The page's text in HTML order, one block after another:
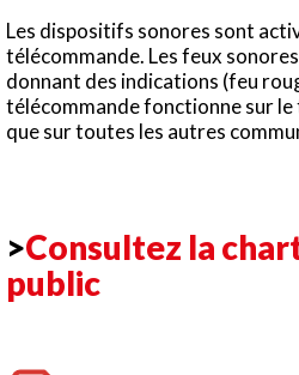
Les dispositifs sonores sont
télécommande. Les feux
donnant des indications (feu
télécommande fonctionne sur
que sur toutes les autres
>Consultez la
public